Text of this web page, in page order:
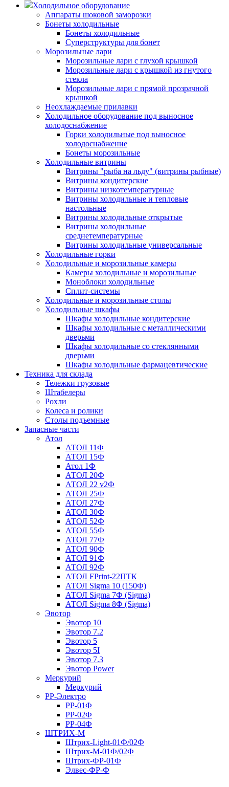
Холодильное оборудование
Аппараты шоковой заморозки
Бонеты холодильные
Бонеты холодильные
Суперструктуры для бонет
Морозильные лари
Морозильные лари с глухой крышкой
Морозильные лари с крышкой из гнутого
стекла
Морозильные лари с прямой прозрачной
крышкой
Неохлаждаемые прилавки
Холодильное оборудование под выносное
холодоснабжение
Горки холодильные под выносное
холодоснабжение
Бонеты морозильные
Холодильные витрины
Витрины "рыба на льду" (витрины рыбные)
Витрины кондитерские
Витрины низкотемпературные
Витрины холодильные и тепловые
настольные
Витрины холодильные открытые
Витрины холодильные
среднетемпературные
Витрины холодильные универсальные
Холодильные горки
Холодильные и морозильные камеры
Камеры холодильные и морозильные
Моноблоки холодильные
Сплит-системы
Холодильные и морозильные столы
Холодильные шкафы
Шкафы холодильные кондитерские
Шкафы холодильные с металлическими
дверьми
Шкафы холодильные со стеклянными
дверьми
Шкафы холодильные фармацевтические
Техника для склада
Тележки грузовые
Штабелеры
Рохли
Колеса и ролики
Столы подъемные
Запасные части
Атол
АТОЛ 11Ф
АТОЛ 15Ф
Атол 1Ф
АТОЛ 20Ф
АТОЛ 22 v2Ф
АТОЛ 25Ф
АТОЛ 27Ф
АТОЛ 30Ф
АТОЛ 52Ф
АТОЛ 55Ф
АТОЛ 77Ф
АТОЛ 90Ф
АТОЛ 91Ф
АТОЛ 92Ф
АТОЛ FPrint-22ПТК
АТОЛ Sigma 10 (150Ф)
АТОЛ Sigma 7Ф (Sigma)
АТОЛ Sigma 8Ф (Sigma)
Эвотор
Эвотор 10
Эвотор 7.2
Эвотор 5
Эвотор 5I
Эвотор 7.3
Эвотор Power
Меркурий
Меркурий
РР-Электро
РР-01Ф
РР-02Ф
РР-04Ф
ШТРИХ-М
Штрих-Light-01Ф/02Ф
Штрих-М-01Ф/02Ф
Штрих-ФР-01Ф
Элвес-ФР-Ф